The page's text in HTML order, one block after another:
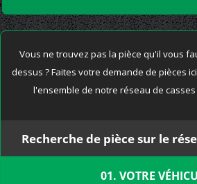
Vous ne trouvez pas la pièce qu'il vous
dessus ? Faites votre demande de pièces
l'ensemble de notre réseau de casses
Recherche de pièce sur le
01. VOTRE